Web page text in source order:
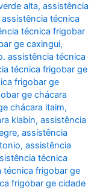
alta,assistência
assistência técnica
técnica frigobar
ge caxingui,
assistência técnica
técnica frigobar ge
frigobar ge
ge chácara
chácara itaim,
klabin,assistência
,assistência
,assistência
técnica
técnica frigobar ge
frigobar ge cidade